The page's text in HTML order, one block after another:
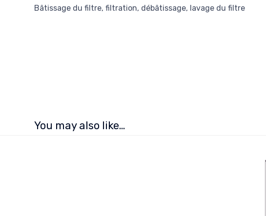
Bâtissage du filtre, filtration, débâtissage, lavage du filtre
You may also like…